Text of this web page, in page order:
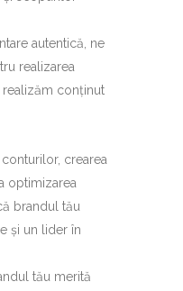
autentică, ne
realizarea
realizăm conținut
crearea
optimizarea
brandul tău
și un lider în
tău merită